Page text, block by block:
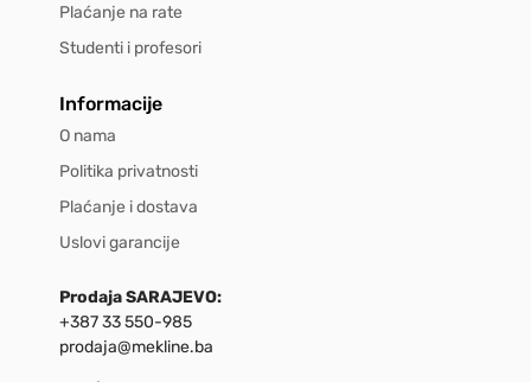
Plaćanje na rate
Studenti i profesori
Informacije
O nama
Politika privatnosti
Plaćanje i dostava
Uslovi garancije
Prodaja SARAJEVO:
+387 33 550-985
prodaja@mekline.ba